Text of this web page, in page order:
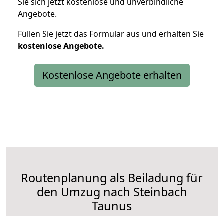
Angebote.
Füllen Sie jetzt das Formular aus und erhalten Sie
kostenloseAngebote.
Kostenlose Angebote erhalten
Routenplanung als Beiladung für
den Umzug nach Steinbach
Taunus